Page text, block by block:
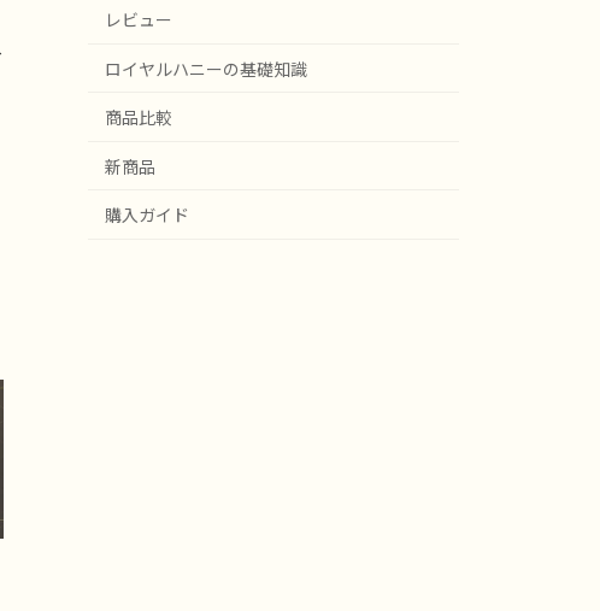
レビュー
ロイヤルハニーの基礎知識
商品比較
新商品
購入ガイド